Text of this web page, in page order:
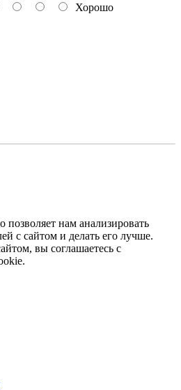
Хорошо
нам анализировать
с сайтом и делать его лучше.
вы соглашаетесь с